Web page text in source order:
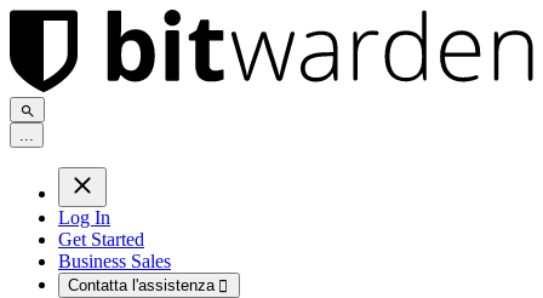
...
Log In
Get Started
Business Sales
Contatta l'assistenza 